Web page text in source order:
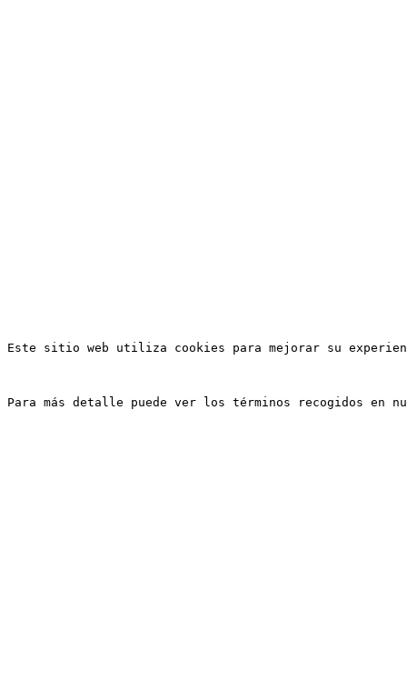
Este sitio web utiliza cookies para mejorar su
Para más detalle puede ver los términos recogidos en